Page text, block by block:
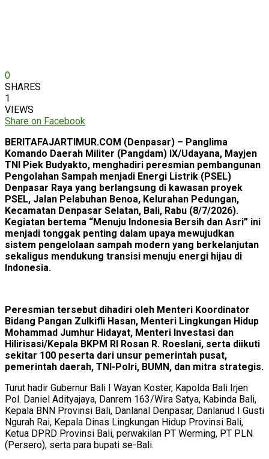
0
SHARES
1
VIEWS
Share on Facebook
BERITAFAJARTIMUR.COM (Denpasar) – Panglima
Komando Daerah Militer (Pangdam) IX/Udayana, Mayjen
TNI Piek Budyakto, menghadiri peresmian pembangunan
Pengolahan Sampah menjadi Energi Listrik (PSEL)
Denpasar Raya yang berlangsung di kawasan proyek
PSEL, Jalan Pelabuhan Benoa, Kelurahan Pedungan,
Kecamatan Denpasar Selatan, Bali, Rabu (8/7/2026).
Kegiatan bertema “Menuju Indonesia Bersih dan Asri” ini
menjadi tonggak penting dalam upaya mewujudkan
sistem pengelolaan sampah modern yang berkelanjutan
sekaligus mendukung transisi menuju energi hijau di
Indonesia.
Peresmian tersebut dihadiri oleh Menteri Koordinator
Bidang Pangan Zulkifli Hasan, Menteri Lingkungan Hidup
Mohammad Jumhur Hidayat, Menteri Investasi dan
Hilirisasi/Kepala BKPM RI Rosan R. Roeslani, serta diikuti
sekitar 100 peserta dari unsur pemerintah pusat,
pemerintah daerah, TNI-Polri, BUMN, dan mitra strategis.
Turut hadir Gubernur Bali I Wayan Koster, Kapolda Bali Irjen
Pol. Daniel Adityajaya, Danrem 163/Wira Satya, Kabinda Bali,
Kepala BNN Provinsi Bali, Danlanal Denpasar, Danlanud I Gusti
Ngurah Rai, Kepala Dinas Lingkungan Hidup Provinsi Bali,
Ketua DPRD Provinsi Bali, perwakilan PT Werming, PT PLN
(Persero), serta para bupati se-Bali.